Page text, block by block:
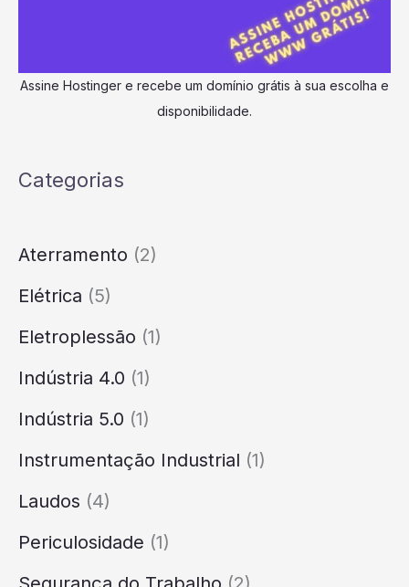
Assine Hostinger e recebe um domínio grátis à sua escolha e
disponibilidade.
Categorias
Aterramento (2)
Elétrica (5)
Eletroplessão (1)
Indústria 4.0 (1)
Indústria 5.0 (1)
Instrumentação Industrial (1)
Laudos (4)
Periculosidade (1)